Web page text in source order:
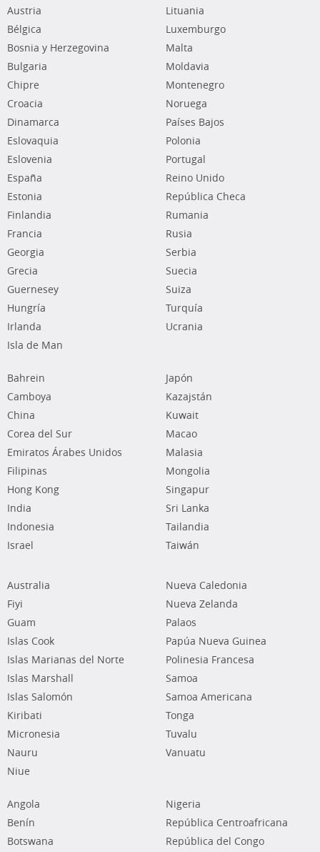
Austria
Bélgica
Bosnia y Herzegovina
Bulgaria
Chipre
Croacia
Dinamarca
Eslovaquia
Eslovenia
España
Estonia
Finlandia
Francia
Georgia
Grecia
Guernesey
Hungría
Irlanda
Isla de Man
Lituania
Luxemburgo
Malta
Moldavia
Montenegro
Noruega
Países Bajos
Polonia
Portugal
Reino Unido
República Checa
Rumania
Rusia
Serbia
Suecia
Suiza
Turquía
Ucrania
Bahrein
Camboya
China
Corea del Sur
Emiratos Árabes Unidos
Filipinas
Hong Kong
India
Indonesia
Israel
Japón
Kazajstán
Kuwait
Macao
Malasia
Mongolia
Singapur
Sri Lanka
Tailandia
Taiwán
Australia
Fiyi
Guam
Islas Cook
Islas Marianas del Norte
Islas Marshall
Islas Salomón
Kiribati
Micronesia
Nauru
Niue
Nueva Caledonia
Nueva Zelanda
Palaos
Papúa Nueva Guinea
Polinesia Francesa
Samoa
Samoa Americana
Tonga
Tuvalu
Vanuatu
Angola
Benín
Botswana
Nigeria
República Centroafricana
República del Congo